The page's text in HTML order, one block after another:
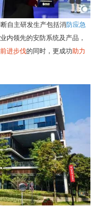
自主研发生产包括消防应急
内领先的安防系统及产品，
进步伐的同时，更成功助力